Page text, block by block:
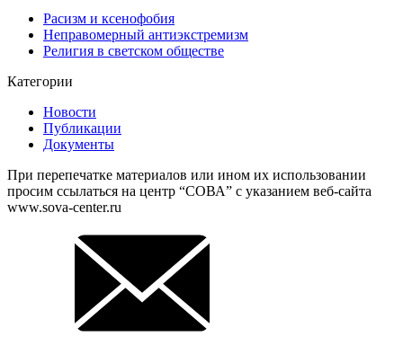
Расизм и ксенофобия
Неправомерный антиэкстремизм
Религия в светском обществе
Категории
Новости
Публикации
Документы
При перепечатке материалов или ином их использовании
просим ссылаться на центр “СОВА” с указанием веб-сайта
www.sova-center.ru